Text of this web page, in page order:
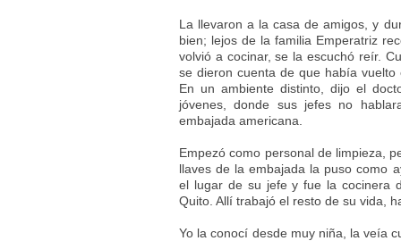
La llevaron a la casa de amigos, y
bien; lejos de la familia Emperatriz
volvió a cocinar, se la escuchó reír.
se dieron cuenta de que había
En un ambiente distinto, dijo el
jóvenes, donde sus jefes no
embajada americana.
Empezó como personal de limpieza,
llaves de la embajada la puso como
el lugar de su jefe y fue la cocinera
Quito. Allí trabajó el resto de su vida,
Yo la conocí desde muy niña, la veía